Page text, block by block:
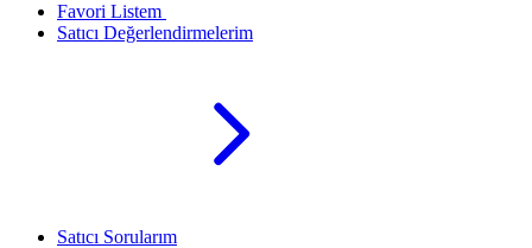
Favori Listem
Satıcı Değerlendirmelerim
Satıcı Sorularım